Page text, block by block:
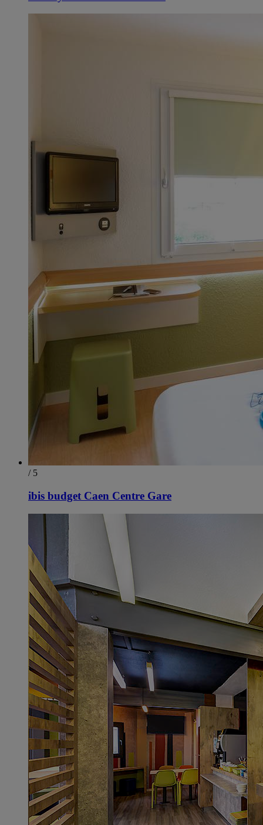
/ 5
ibis budget Caen Centre Gare